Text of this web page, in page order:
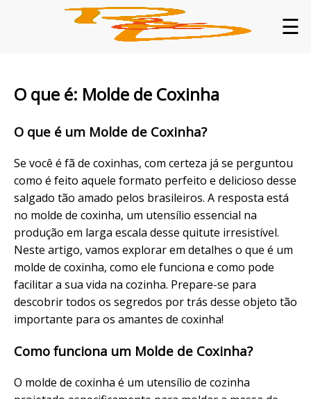
☰
O que é: Molde de Coxinha
O que é um Molde de Coxinha?
Se você é fã de coxinhas, com certeza já se perguntou
como é feito aquele formato perfeito e delicioso desse
salgado tão amado pelos brasileiros. A resposta está
no molde de coxinha, um utensílio essencial na
produção em larga escala desse quitute irresistível.
Neste artigo, vamos explorar em detalhes o que é um
molde de coxinha, como ele funciona e como pode
facilitar a sua vida na cozinha. Prepare-se para
descobrir todos os segredos por trás desse objeto tão
importante para os amantes de coxinha!
Como funciona um Molde de Coxinha?
O molde de coxinha é um utensílio de cozinha